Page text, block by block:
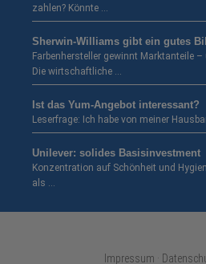
zahlen? Könnte …
Sherwin-Williams gibt ein gutes
Farbenhersteller gewinnt Marktanteile
Die wirtschaftliche …
Ist das Yum-Angebot interessant?
Leserfrage: Ich habe von meiner
Unilever: solides Basisinvestment
Konzentration auf Schönheit und
als …
Impressum ·